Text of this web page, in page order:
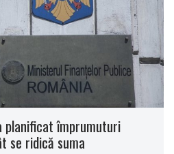
planificat împrumuturi
se ridică suma